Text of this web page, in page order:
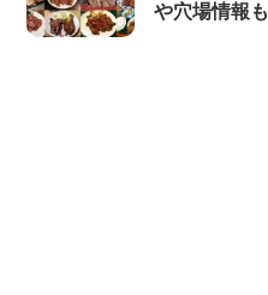
や穴場情報も